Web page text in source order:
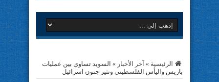
الرئيسية » آخر الأخبار » السويد تساوي بين عمليات
باريس واليأس الفلسطيني وتثير جنون اسرائيل